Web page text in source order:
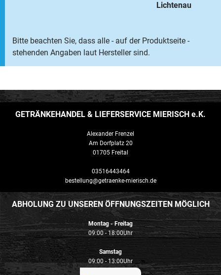
Lichtenau
Bitte beachten Sie, dass alle - auf der Produktseite -
stehenden Angaben laut Hersteller sind.
GETRÄNKEHANDEL & LIEFERSERVICE MIERISCH e.K.
Alexander Frenzel
Am Dorfplatz 20
01705 Freital
03516443464
bestellung@getraenke-mierisch.de
ABHOLUNG ZU UNSEREN ÖFFNUNGSZEITEN MÖGLICH
Montag - Freitag
09:00 - 18:00Uhr
Samstag
09:00 - 13:00Uhr